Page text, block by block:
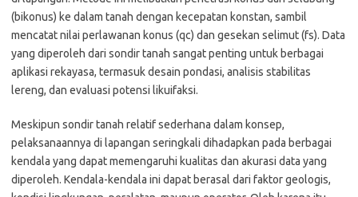
(bikonus) ke dalam tanah dengan kecepatan konstan, sambil
mencatat nilai perlawanan konus (qc) dan gesekan selimut (fs). Data
yang diperoleh dari sondir tanah sangat penting untuk berbagai
aplikasi rekayasa, termasuk desain pondasi, analisis stabilitas
lereng, dan evaluasi potensi likuifaksi.
Meskipun sondir tanah relatif sederhana dalam konsep,
pelaksanaannya di lapangan seringkali dihadapkan pada berbagai
kendala yang dapat memengaruhi kualitas dan akurasi data yang
diperoleh. Kendala-kendala ini dapat berasal dari faktor geologis,